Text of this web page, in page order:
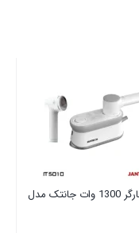
اتو و بخارگر 1300 وات جانتک مدل